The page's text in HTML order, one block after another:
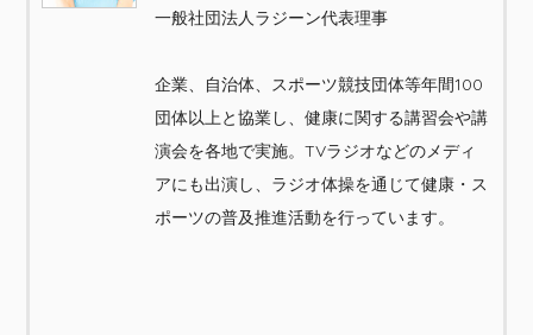
一般社団法人ラジーン代表理事
企業、自治体、スポーツ競技団体等年間100
団体以上と協業し、健康に関する講習会や講
演会を各地で実施。TVラジオなどのメディ
アにも出演し、ラジオ体操を通じて健康・ス
ポーツの普及推進活動を行っています。